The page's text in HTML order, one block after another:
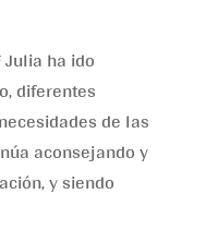
ha ido
diferentes
de las
aconsejando y
y siendo